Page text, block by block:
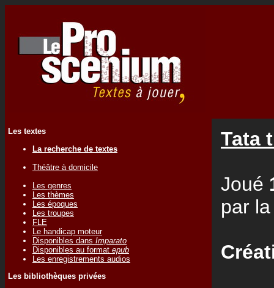
Les textes
La recherche de textes
Théâtre à domicile
Les genres
Les thèmes
Les époques
Les troupes
FLE
Le handicap moteur
Disponibles dans Imparato
Disponibles au format epub
Les enregistrements audios
Les bibliothèques privées
Tata
Joué
par